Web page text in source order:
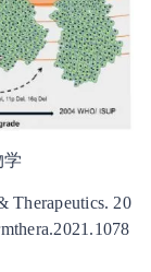
学
Therapeutics. 20